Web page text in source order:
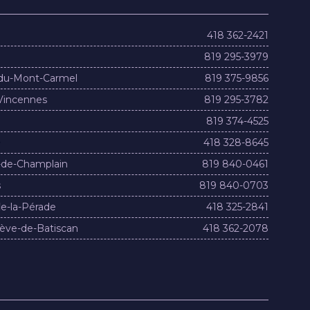
418 362-2421
819 295-3979
Mont-Carmel
819 375-9856
819 295-3782
819 374-4525
418 328-8645
Champlain
819 840-0461
819 840-0703
la-Pérade
418 325-2841
de-Batiscan
418 362-2078